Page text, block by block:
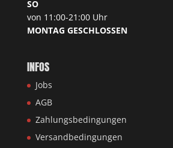
SO
von 11:00-21:00 Uhr
MONTAG GESCHLOSSEN
INFOS
Jobs
AGB
Zahlungsbedingungen
Versandbedingungen